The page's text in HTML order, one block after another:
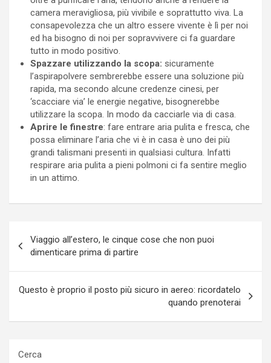
camera meravigliosa, più vivibile e soprattutto viva. La
consapevolezza che un altro essere vivente è lì per noi
ed ha bisogno di noi per sopravvivere ci fa guardare
tutto in modo positivo.
Spazzare utilizzando la scopa: sicuramente
l’aspirapolvere sembrerebbe essere una soluzione più
rapida, ma secondo alcune credenze cinesi, per
‘scacciare via’ le energie negative, bisognerebbe
utilizzare la scopa. In modo da cacciarle via di casa.
Aprire le finestre: fare entrare aria pulita e fresca, che
possa eliminare l’aria che vi è in casa è uno dei più
grandi talismani presenti in qualsiasi cultura. Infatti
respirare aria pulita a pieni polmoni ci fa sentire meglio
in un attimo.
articoli
Viaggio all’estero, le cinque cose che non puoi
dimenticare prima di partire
Questo è proprio il posto più sicuro in aereo: ricordatelo
quando prenoterai
Cerca